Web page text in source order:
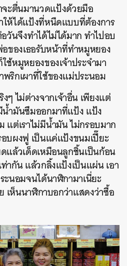
ะตื่นมานวดแป้งด้วยมือ
ให้ได้แป้งที่หนืดแบบที่ต้องการ
วันจึงทำได้ไม่ได้มาก ทำไปอบ
ของเธอรับหน้าที่ทำหมูหยอง
ช้หมูหยองของเจ้าประจำมา
ริกเผาที่ใช้ของแม่ประนอม
ๆ ไม่ต่างจากเจ้าอื่น เพียงแต่
น้ำมันซึมออกมาที่แป้ง แป้ง
แต่เราไม่มีน้ำมัน ไม่กรอบมาก
บผงฟู เป็นแค่แป้งขนมเปี๊ยะ
แล้วเด็ดเหมือนลูกชิ้นเป็นก้อน
ากัน แล้วกลิ้งแป้งเป็นแผ่น เอา
ะนอมจนได้นาฬิกามาเนี่ยะ
เห็นนาฬิกาบอกว่าแสดงว่าซื้อ